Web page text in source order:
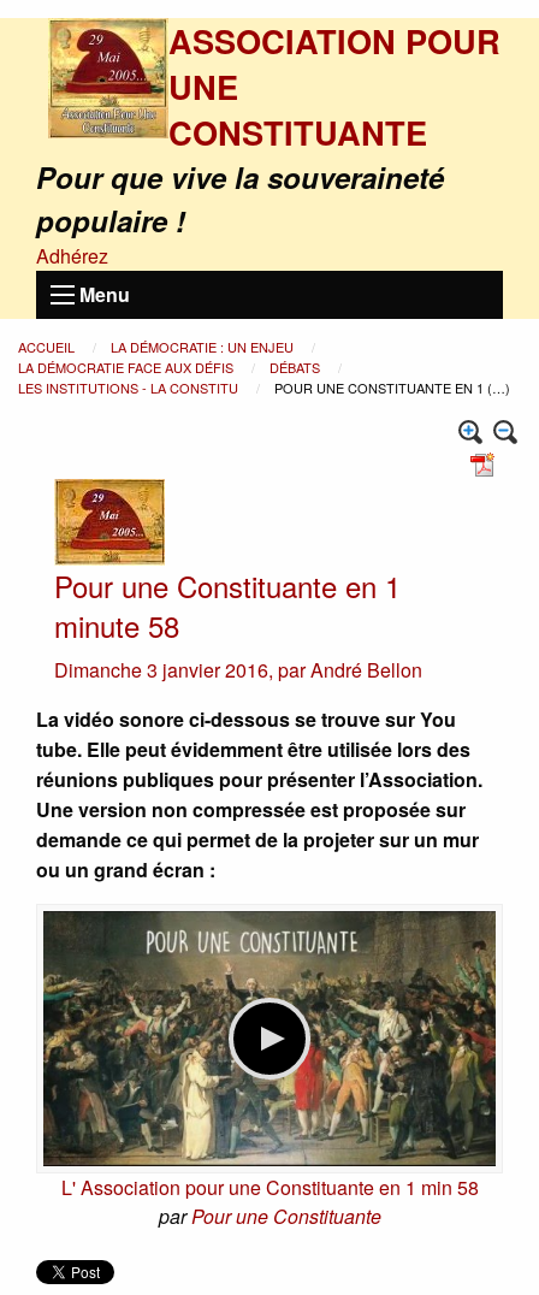
ASSOCIATION POUR
UNE
CONSTITUANTE
Pour que vive la souveraineté
populaire !
Adhérez
Menu
ACCUEIL
LA DÉMOCRATIE : UN ENJEU
LA DÉMOCRATIE FACE AUX DÉFIS
DÉBATS
LES INSTITUTIONS - LA CONSTITU
POUR UNE CONSTITUANTE EN 1 (…)
Pour une Constituante en 1
minute 58
Dimanche 3 janvier 2016, parAndré Bellon
La vidéo sonore ci-dessous se trouve sur You
tube. Elle peut évidemment être utilisée lors des
réunions publiques pour présenter l’Association.
Une version non compressée est proposée sur
demande ce qui permet de la projeter sur un mur
ou un grand écran :
L' Association pour une Constituante en 1 min 58
parPour une Constituante